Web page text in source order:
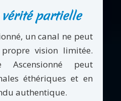
vérité partielle
un canal ne peut
vision limitée.
peut
éthériques et en
authentique.